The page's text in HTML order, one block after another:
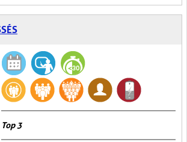
Top 3